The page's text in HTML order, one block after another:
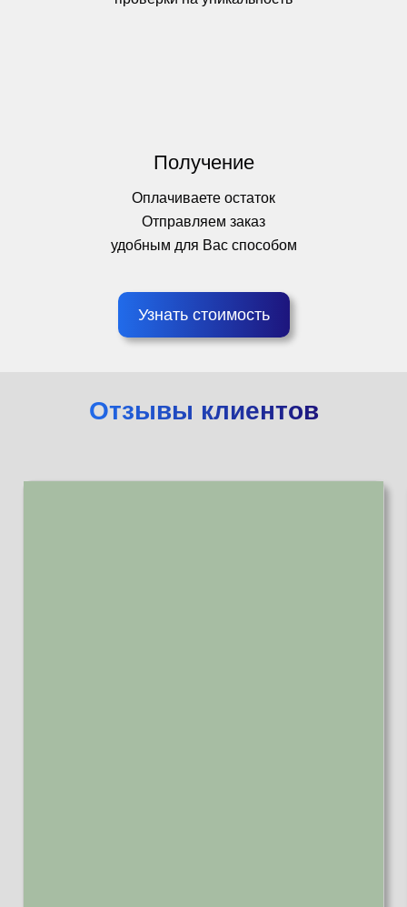
Получение
Оплачиваете остаток
Отправляем заказ
удобным для Вас способом
Узнать стоимость
Отзывы клиентов